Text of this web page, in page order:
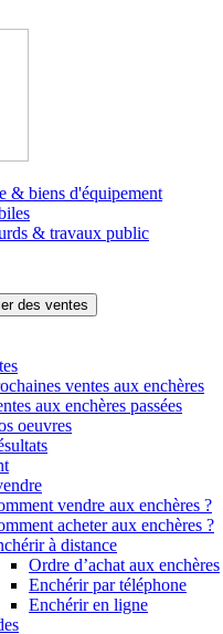
& biens d'équipement
& travaux public
des ventes
ventes aux enchères
aux enchères passées
oeuvres
vendre aux enchères ?
acheter aux enchères ?
à distance
Ordre d’achat aux enchères
Enchérir par téléphone
Enchérir en ligne